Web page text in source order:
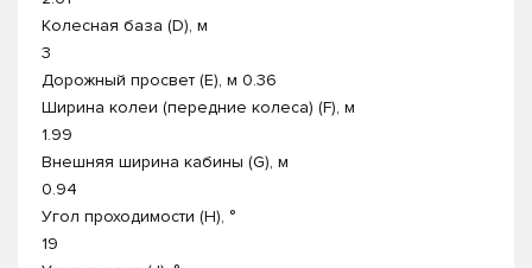
Колесная база (D), м
3
Дорожный просвет (Е), м 0.36
Ширина колеи (передние колеса) (F), м
1.99
Внешняя ширина кабины (G), м
0.94
Угол проходимости (H), °
19